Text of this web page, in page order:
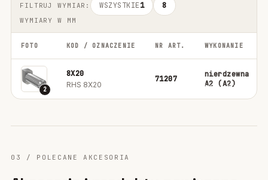
FILTRUJ WYMIAR: WSZYSTKIE1 8
WYMIARY W MM
FOTO KOD / OZNACZENIE NR ART. WYKONANIE
2
8X20
RHS 8X20
71207
nierdzewna
A2 (A2)
03 / POLECANE AKCESORIA